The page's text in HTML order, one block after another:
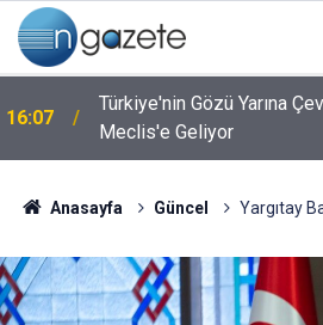
16:07
Türkiye'nin Gözü Yarına
Meclis'e Geliyor
Anasayfa Güncel Yargıtay